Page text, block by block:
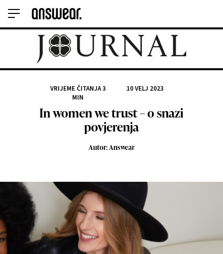
VRIJEME ČITANJA3
MIN
10 VELJ 2023
In women we trust – o snazi
povjerenja
Autor: Answear